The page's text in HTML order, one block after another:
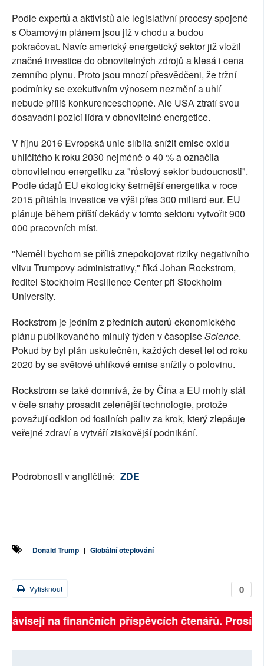
Podle expertů a aktivistů ale legislativní procesy spojené
s Obamovým plánem jsou již v chodu a budou
pokračovat. Navíc americký energetický sektor již vložil
značné investice do obnovitelných zdrojů a klesá i cena
zemního plynu. Proto jsou mnozí přesvědčeni, že tržní
podmínky se exekutivním výnosem nezmění a uhlí
nebude příliš konkurenceschopné. Ale USA ztratí svou
dosavadní pozici lídra v obnovitelné energetice.
V říjnu 2016 Evropská unie slíbila snížit emise oxidu
uhličitého k roku 2030 nejméně o 40 % a označila
obnovitelnou energetiku za "růstový sektor budoucnosti".
Podle údajů EU ekologicky šetrnější energetika v roce
2015 přitáhla investice ve výši přes 300 miliard eur. EU
plánuje během příští dekády v tomto sektoru vytvořit 900
000 pracovních míst.
"Neměli bychom se příliš znepokojovat riziky negativního
vlivu Trumpovy administrativy," říká Johan Rockstrom,
ředitel Stockholm Resilience Center při Stockholm
University.
Rockstrom je jedním z předních autorů ekonomického
plánu publikovaného minulý týden v časopiseScience.
Pokud by byl plán uskutečněn, každých deset let od roku
2020 by se světové uhlíkové emise snížily o polovinu.
Rockstrom se také domnívá, že by Čína a EU mohly stát
v čele snahy prosadit zelenější technologie, protože
považují odklon od fosilních paliv za krok, který zlepšuje
veřejné zdraví a vytváří ziskovější podnikání.
Podrobnosti v angličtině: ZDE
Donald Trump | Globální oteplování
0
Vytisknout
na finančních příspěvcích čtenářů.